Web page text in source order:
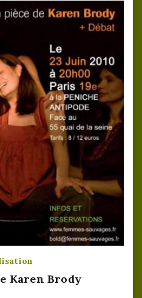
Karen Brody